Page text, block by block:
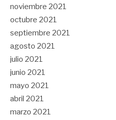
noviembre 2021
octubre 2021
septiembre 2021
agosto 2021
julio 2021
junio 2021
mayo 2021
abril 2021
marzo 2021